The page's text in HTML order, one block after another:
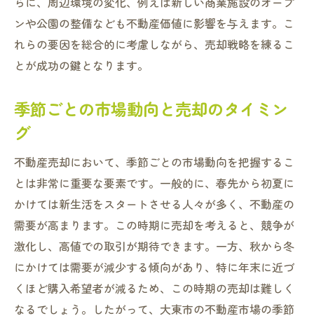
市場データの活用法
最新の不動産市場データを収集する方法
データ分析を活用した売却戦略の立案
データに基づく適正価格の設定方法
データを元にした売却タイミングの見極め
方
大東市の不動産市場分析から導く最適な売却時
期とは
過去の市場データから見える売却適期
地域ニーズに応じた売却時期の選定方法
市場分析を活用した売却戦略の立案方法
ンや公園の整備なども不動産価値に影響を与えます。こ
れらの要因を総合的に考慮しながら、売却戦略を練るこ
とが成功の鍵となります。
季節ごとの市場動向と売却のタイミン
グ
不動産売却において、季節ごとの市場動向を把握するこ
とは非常に重要な要素です。一般的に、春先から初夏に
かけては新生活をスタートさせる人々が多く、不動産の
需要が高まります。この時期に売却を考えると、競争が
激化し、高値での取引が期待できます。一方、秋から冬
にかけては需要が減少する傾向があり、特に年末に近づ
くほど購入希望者が減るため、この時期の売却は難しく
なるでしょう。したがって、大東市の不動産市場の季節